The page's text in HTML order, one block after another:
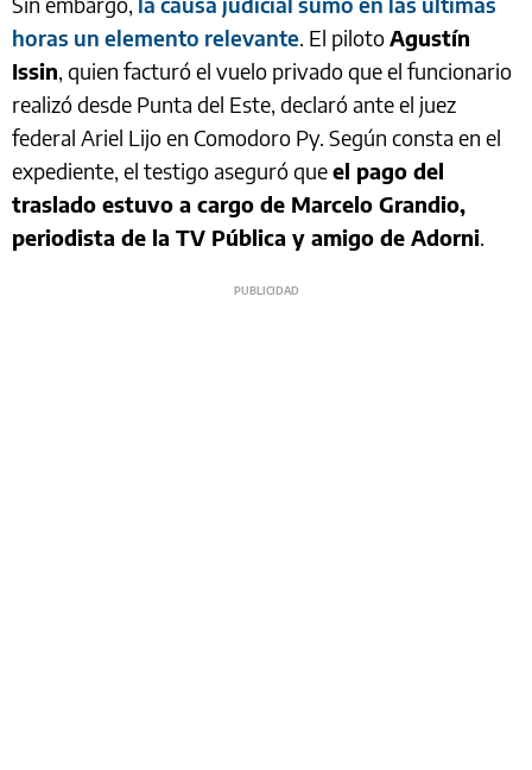
horas un elemento relevante. El pilotoAgustín
Issin, quien facturó el vuelo privado que el funcionario
realizó desde Punta del Este, declaró ante el juez
federal Ariel Lijo en Comodoro Py. Según consta en el
expediente, el testigo aseguró queel pago del
traslado estuvo a cargo de Marcelo Grandio,
periodista de la TV Pública y amigo de Adorni.